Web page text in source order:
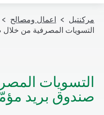
مركنتيل اعمال ومصالح
التسويات المصرفية من
التسويات
صندوق بريد